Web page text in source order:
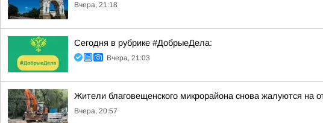
Вчера, 21:18
Сегодня в рубрике #ДобрыеДела:
Вчера, 21:03
Жители благовещенского микрорайона снова жалуются на
Вчера, 20:57